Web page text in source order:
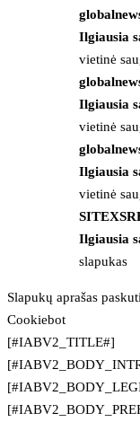
Ilgiausia
vietinė
Ilgiausia
vietinė
Ilgiausia
vietinė
Ilgiausia
slapukas
Slapukų aprašas
Cookiebot
[#IABV2_TITLE#]